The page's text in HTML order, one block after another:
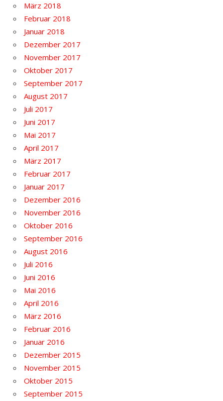
März 2018
Februar 2018
Januar 2018
Dezember 2017
November 2017
Oktober 2017
September 2017
August 2017
Juli 2017
Juni 2017
Mai 2017
April 2017
März 2017
Februar 2017
Januar 2017
Dezember 2016
November 2016
Oktober 2016
September 2016
August 2016
Juli 2016
Juni 2016
Mai 2016
April 2016
März 2016
Februar 2016
Januar 2016
Dezember 2015
November 2015
Oktober 2015
September 2015